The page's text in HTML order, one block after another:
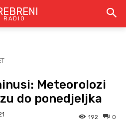
RADIO
Meteorolozi
do ponedjeljka
0
192